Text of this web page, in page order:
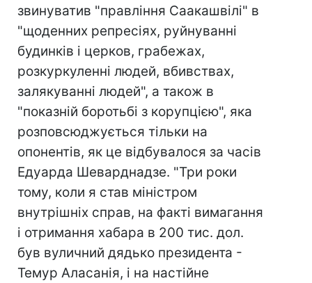
звинуватив "правління Саакашвілі" в
"щоденних репресіях, руйнуванні
будинків і церков, грабежах,
розкуркуленні людей, вбивствах,
залякуванні людей", а також в
"показній боротьбі з корупцією", яка
розповсюджується тільки на
опонентів, як це відбувалося за часів
Едуарда Шеварднадзе. "Три роки
тому, коли я став міністром
внутрішніх справ, на факті вимагання
і отримання хабара в 200 тис. дол.
був вуличний дядько президента -
Темур Аласанія, і на настійне